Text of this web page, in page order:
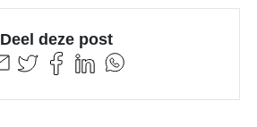
Deel deze post